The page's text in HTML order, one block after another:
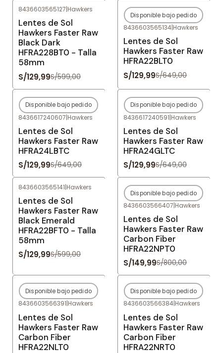
8436603565127|Hawkers
Lentes de Sol
Hawkers Faster Raw
Black Dark
HFRA228BT0 - Talla
58mm
S/129,99S/599,00
-80%OFF
Agotado
Disponible bajo pedido
8436603565134|Hawkers
Lentes de Sol
Hawkers Faster Raw
HFRA22BLT0
S/129,99S/649,00
-80%OFF
Agotado
Disponible bajo pedido
8436617240607|Hawkers
Lentes de Sol
Hawkers Faster Raw
HFRA24LBTC
S/129,99S/649,00
-80%OFF
Agotado
Disponible bajo pedido
8436617240591|Hawkers
Lentes de Sol
Hawkers Faster Raw
HFRA24GLTC
S/129,99S/649,00
8436603565141|Hawkers
Lentes de Sol
Hawkers Faster Raw
Black Emerald
HFRA22BFT0 - Talla
58mm
S/129,99S/599,00
-81%OFF
Agotado
Disponible bajo pedido
8436603566407|Hawkers
Lentes de Sol
Hawkers Faster Raw
Carbon Fiber
HFRA22NPT0
S/149,99S/800,00
-81%OFF
Agotado
Disponible bajo pedido
8436603566391|Hawkers
Lentes de Sol
Hawkers Faster Raw
Carbon Fiber
HFRA22NLT0
-81%OFF
Agotado
Disponible bajo pedido
8436603566384|Hawkers
Lentes de Sol
Hawkers Faster Raw
Carbon Fiber
HFRA22NRT0